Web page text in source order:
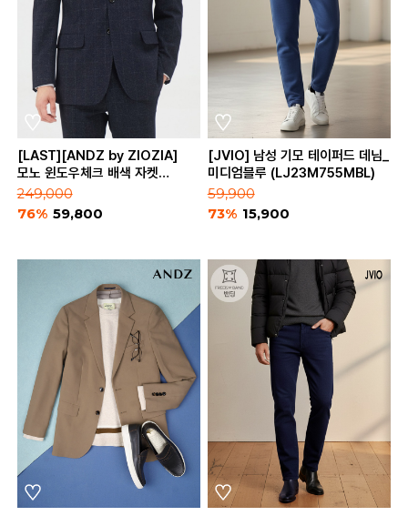
[LAST][ANDZ by ZIOZIA]
모노 윈도우체크 배색 자켓
(BZA3KG1151)
249,000
76% 59,800
[JVIO] 남성 기모 테이퍼드 데님_
미디엄블루 (LJ23M755MBL)
59,900
73% 15,900